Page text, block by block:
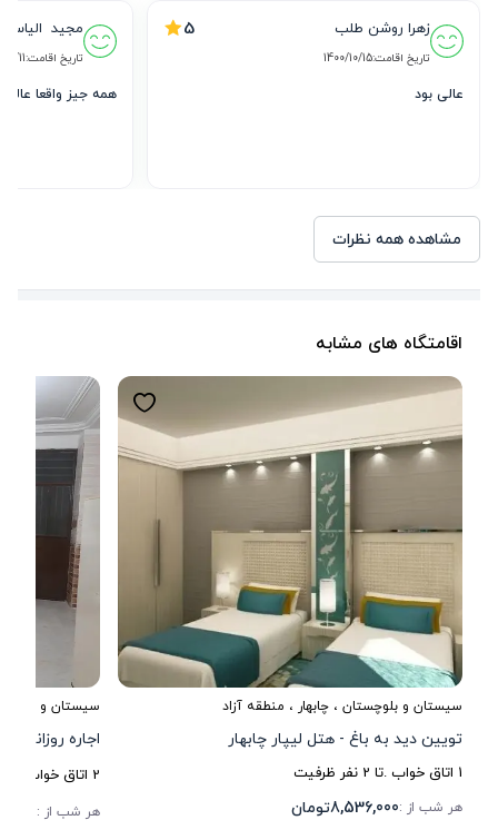
زهرا روشن طلب 5
تاریخ اقامت:1400/10/15
عالی بود
مجید  الیاسی
تاریخ اقامت:12/11
همه جیز واقعا عالی
مشاهده همه نظرات
اقامتگاه های مشابه
سیستان و بلوچستان ، چابهار ، منطقه آزاد
تویین دید به باغ - هتل لیپار چابهار
1 اتاق خواب .تا 2 نفر ظرفیت
هر شب از :8,536,000تومان
سیستان و
اجاره روزانه
2 اتاق خواب .
هر شب از :